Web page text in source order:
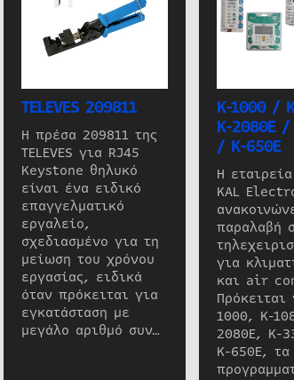
TELEVES 209811
Η πρέσα 209811 της
TELEVES για RJ45
Keystone θηλυκό
είναι ένα ειδικό
επαγγελματικό
εργαλείο,
σχεδιασμένο για τη
μείωση του χρόνου
εργασίας, ειδικά
όταν πρόκειται για
εγκατάσταση με
μεγάλο αριθμό συν…
K-1000 /
K-2080E
/ K-650E
Η εταιρεία
KAL
παραλαβή
για
και air
1000, K-
2080E, K-
K-650E,